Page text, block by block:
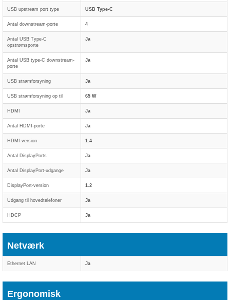
USB upstream port type USB Type-C
Antal downstream-porte 4
Antal USB Type-C
opstrømsporte
Ja
Antal USB type-C downstream-
porte
Ja
USB strømforsyning Ja
USB strømforsyning op til 65 W
HDMI Ja
Antal HDMI-porte Ja
HDMI-version 1.4
Antal DisplayPorts Ja
Antal DisplayPort-udgange Ja
DisplayPort-version 1.2
Udgang til hovedtelefoner Ja
HDCP Ja
Netværk
Ethernet LAN Ja
Ergonomisk